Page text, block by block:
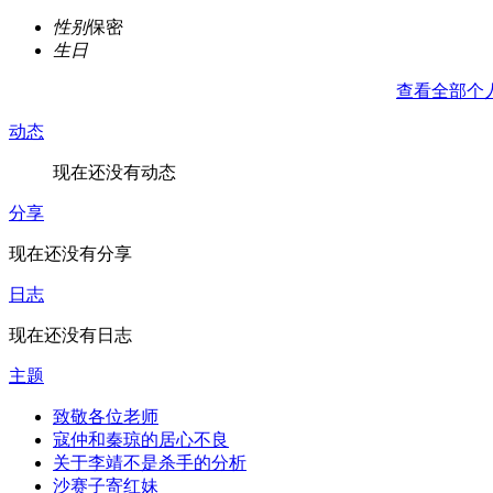
性别保密
生日
查看全部个
动态
现在还没有动态
分享
现在还没有分享
日志
现在还没有日志
主题
致敬各位老师
寇仲和秦琼的居心不良
关于李靖不是杀手的分析
沙赛子寄红妹